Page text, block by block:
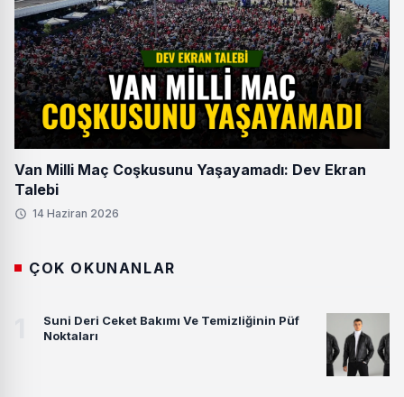
Van Milli Maç Coşkusunu Yaşayamadı: Dev Ekran
Talebi
14 Haziran 2026
ÇOK OKUNANLAR
Suni Deri Ceket Bakımı Ve Temizliğinin Püf
Noktaları